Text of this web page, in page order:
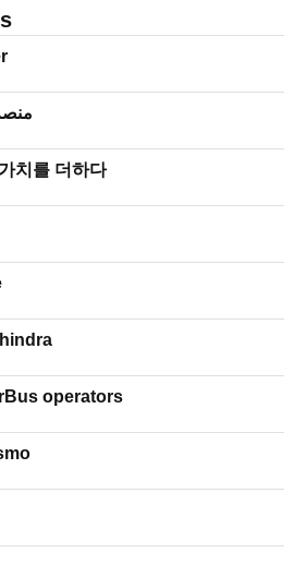
치를 더하다
operators